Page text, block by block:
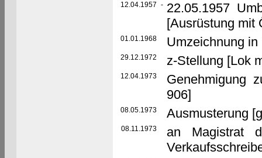
12.04.1957 - 22.05.1957
[Ausrüstung mit
01.01.1968 Umzeichnung
29.12.1972 z-Stellung [Lok
12.04.1973
Genehmigung
906]
08.05.1973 Ausmusterung
08.11.1973
an Magistrat